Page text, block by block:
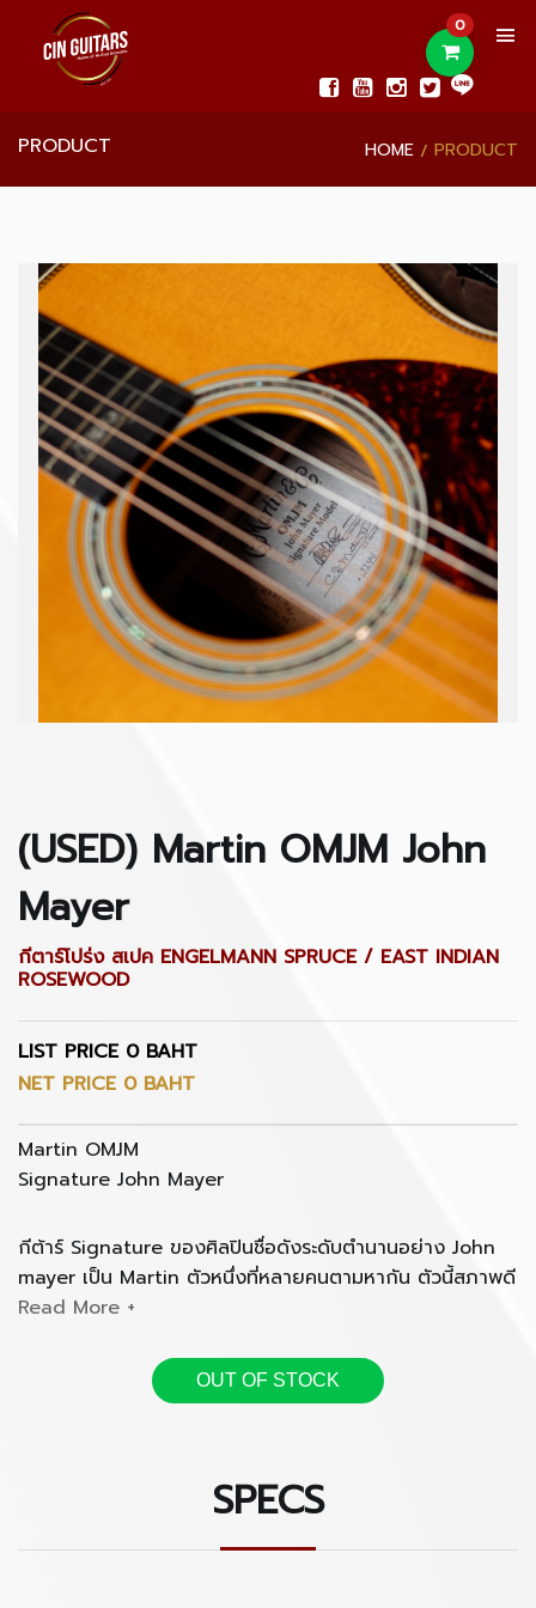
0
PRODUCT HOME PRODUCT
(USED) Martin OMJM John
Mayer
กีตาร์โปร่ง สเปค ENGELMANN SPRUCE / EAST INDIAN
ROSEWOOD
LIST PRICE 0 BAHT
NET PRICE 0 BAHT
Martin OMJM
Signature John Mayer
กีต้าร์ Signature ของศิลปินชื่อดังระดับตำนานอย่าง John
mayer เป็น Martin ตัวหนึ่งที่หลายคนตามหากัน ตัวนี้สภาพดี
เล่นน้อย ราคาในตลาดมือสองไปเกือบแสนบาทแล้ว สามารถ
084-616-5559)
Engelmann Spruce Top
Bracing : X Brace
OUT OF STOCK
SPECS